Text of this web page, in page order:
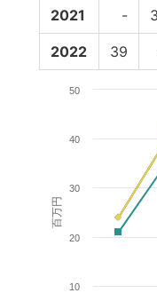
2021 -
2022 39
百万円
10
20
30
40
50